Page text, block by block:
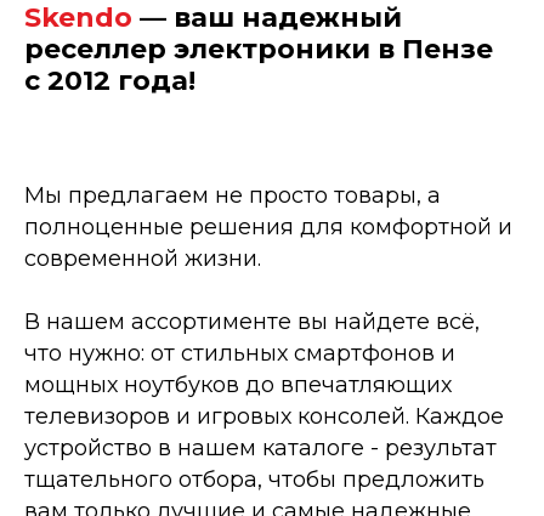
Skendo — ваш надежный
реселлер электроники в Пензе
с 2012 года!
Мы предлагаем не просто товары, а
полноценные решения для комфортной и
современной жизни.
В нашем ассортименте вы найдете всё,
что нужно: от стильных смартфонов и
мощных ноутбуков до впечатляющих
телевизоров и игровых консолей. Каждое
устройство в нашем каталоге - результат
тщательного отбора, чтобы предложить